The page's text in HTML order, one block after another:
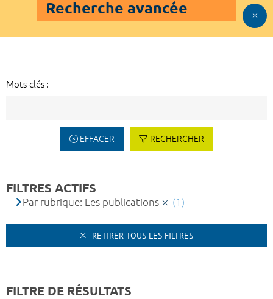
Recherche avancée
Mots-clés :
EFFACER RECHERCHER
FILTRES ACTIFS
Par rubrique: Les publications (1)
RETIRER TOUS LES FILTRES
FILTRE DE RÉSULTATS